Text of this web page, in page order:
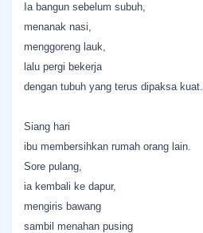
Ia bangun sebelum subuh,
menanak nasi,
menggoreng lauk,
lalu pergi bekerja
dengan tubuh yang terus dipaksa kuat.
Siang hari
ibu membersihkan rumah orang lain.
Sore pulang,
ia kembali ke dapur,
mengiris bawang
sambil menahan pusing